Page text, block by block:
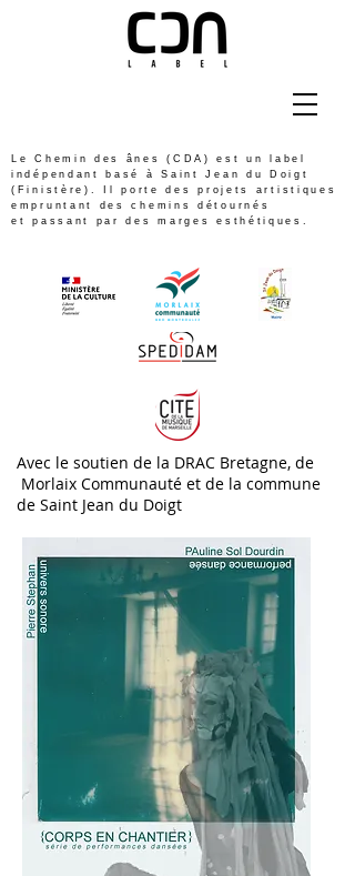
Le Chemin des ânes (CDA) est un label
indépendant basé à Saint Jean du Doigt
(Finistère). Il porte des projets artistiques
empruntant des chemins détournés
et passant par des marges esthétiques.
Avec le soutien de la DRAC Bretagne, de
Morlaix Communauté et de la commune
de Saint Jean du Doigt